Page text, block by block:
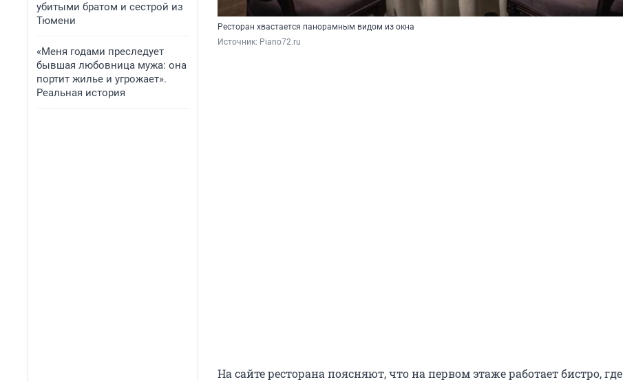
убитыми братом и сестрой из
Тюмени
«Меня годами преследует
бывшая любовница мужа: она
портит жилье и угрожает».
Реальная история
Ресторан хвастается панорамным видом из окна
Источник: Piano72.ru
На сайте ресторана поясняют, что на первом этаже работает бистро, где